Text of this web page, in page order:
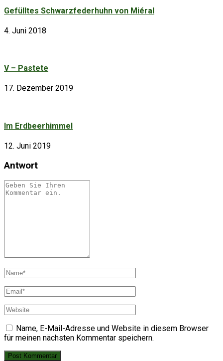
Gefülltes Schwarzfederhuhn von Miéral
4. Juni 2018
V – Pastete
17. Dezember 2019
Im Erdbeerhimmel
12. Juni 2019
Antwort
Name, E-Mail-Adresse und Website in diesem Browser
für meinen nächsten Kommentar speichern.